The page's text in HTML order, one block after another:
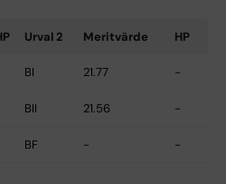
Urval 2 Meritvärde HP
BI 21.77 -
BII 21.56 -
BF - -